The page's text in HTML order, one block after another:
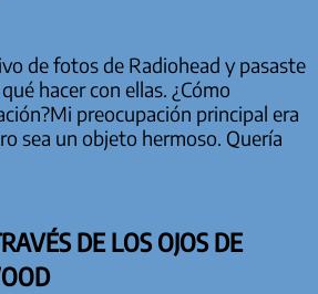
de fotos de Radiohead y pasaste
hacer con ellas. ¿Cómo
preocupación principal era
sea un objeto hermoso. Quería
DE LOS OJOS DE